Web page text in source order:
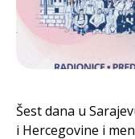
Šest dana u
i Hercegovine i